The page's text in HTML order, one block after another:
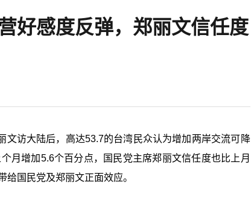
好感度反弹，郑丽文信任度
访大陆后，高达53.7的台湾民众认为增加两岸交流可降
月增加5.6个百分点，国民党主席郑丽文信任度也比上月
国民党及郑丽文正面效应。